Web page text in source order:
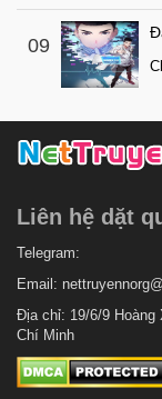
Chapter 443
Chapter 442.5
Chapter 441
Chapter 439
Chapter 438
Chapter 437
Chapter 436
Chapter 435
09
Liên hệ dặt
Telegram:
Email:
Địa chỉ: 19/6/9 Hoàng
Chí Minh